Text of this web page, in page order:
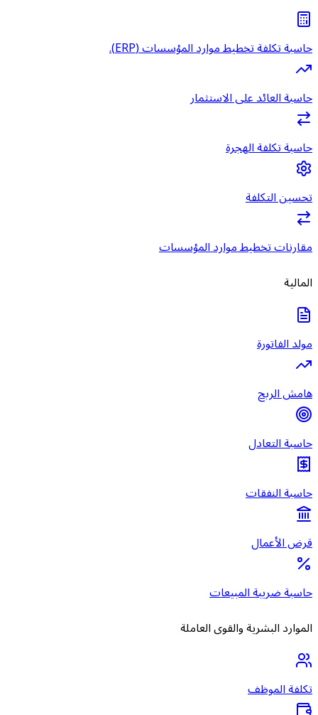
حاسبة تكلفة تخطيط موارد المؤسسات (ERP).
حاسبة العائد على الاستثمار
حاسبة تكلفة الهجرة
تحسين التكلفة
مقارنات تخطيط موارد المؤسسات
المالية
مولد الفاتورة
هامش الربح
حاسبة التعادل
حاسبة النفقات
قرض الأعمال
حاسبة ضريبة المبيعات
الموارد البشرية والقوى العاملة
تكلفة الموظف